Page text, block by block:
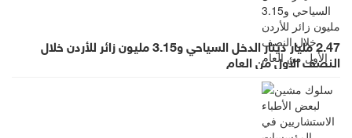
2.47 مليار دينار الدخل السياحي و3.15 مليون زائر للأردن خلال
النصف الأول من العام